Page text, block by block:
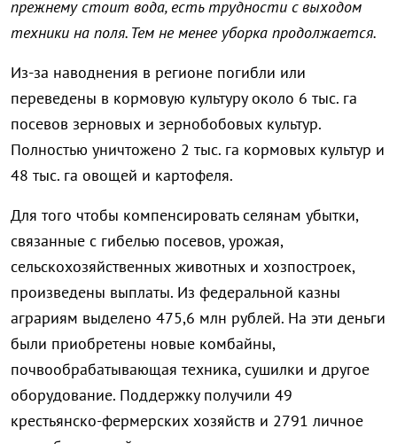
прежнему стоит вода, есть трудности с выходом
техники на поля. Тем не менее уборка продолжается.
Из-за наводнения в регионе погибли или
переведены в кормовую культуру около 6 тыс. га
посевов зерновых и зернобобовых культур.
Полностью уничтожено 2 тыс. га кормовых культур и
48 тыс. га овощей и картофеля.
Для того чтобы компенсировать селянам убытки,
связанные с гибелью посевов, урожая,
сельскохозяйственных животных и хозпостроек,
произведены выплаты. Из федеральной казны
аграриям выделено 475,6 млн рублей. На эти деньги
были приобретены новые комбайны,
почвообрабатывающая техника, сушилки и другое
оборудование. Поддержку получили 49
крестьянско-фермерских хозяйств и 2791 личное